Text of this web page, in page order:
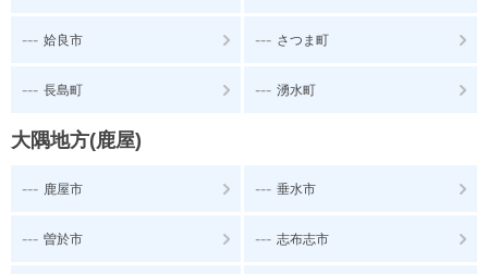
--- 姶良市 --- さつま町
--- 長島町 --- 湧水町
大隅地方(鹿屋)
--- 鹿屋市 --- 垂水市
--- 曽於市 --- 志布志市